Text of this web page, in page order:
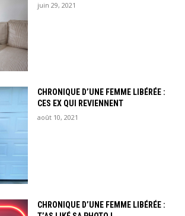
juin 29, 2021
CHRONIQUE D’UNE FEMME LIBÉRÉE :
CES EX QUI REVIENNENT
août 10, 2021
CHRONIQUE D’UNE FEMME LIBÉRÉE :